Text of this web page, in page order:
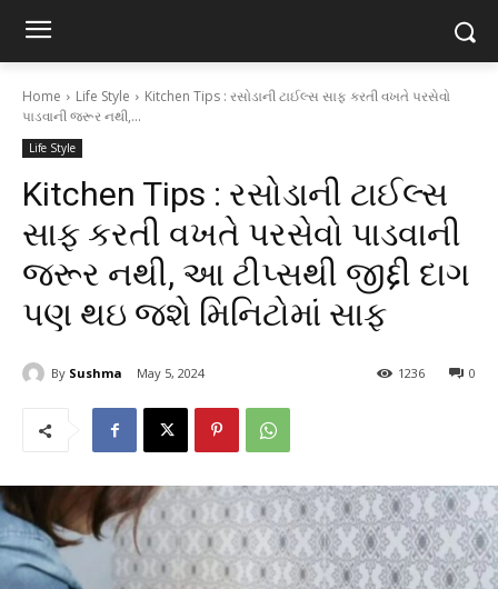
Home Life Style
Kitchen Tips : રસોડાની ટાઈલ્સ સાફ કરતી વખતે પરસેવો
પાડવાની જરૂર નથી,...
Life Style
Kitchen Tips : રસોડાની ટાઈલ્સ
સાફ કરતી વખતે પરસેવો પાડવાની
જરૂર નથી, આ ટીપ્સથી જીદ્દી દાગ
પણ થઇ જશે મિનિટોમાં સાફ
By Sushma May 5, 2024 0
1236